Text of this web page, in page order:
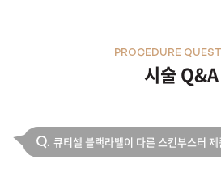
시술 Q&A
PROCEDURE
Q. 큐티셀 블랙라벨이 다른 스킨부스터